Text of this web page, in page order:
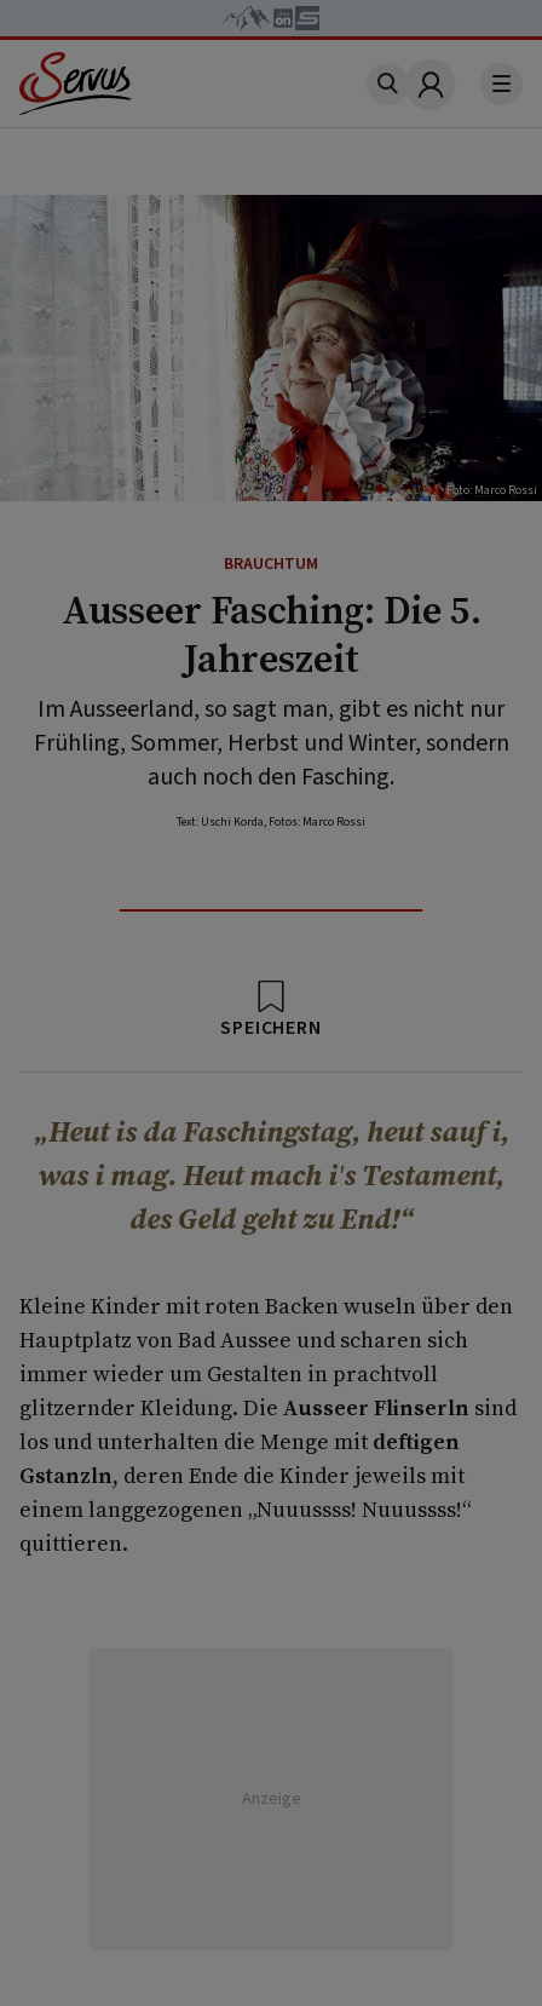
Account
Foto: Marco Rossi
BRAUCHTUM
Ausseer Fasching: Die 5.
Jahreszeit
Im Ausseerland, so sagt man, gibt es nicht nur
Frühling, Sommer, Herbst und Winter, sondern
auch noch den Fasching.
Text: Uschi Korda, Fotos: Marco Rossi
SPEICHERN
Heut is da Faschingstag, heut sauf i,
was i mag. Heut mach i's Testament,
des Geld geht zu End!
Kleine Kinder mit roten Backen wuseln über den
Hauptplatz von Bad Aussee und scharen sich
immer wieder um Gestalten in prachtvoll
glitzernder Kleidung. Die Ausseer Flinserln sind
los und unterhalten die Menge mit deftigen
Gstanzln, deren Ende die Kinder jeweils mit
einem langgezogenen „Nuuussss! Nuuussss!“
quittieren.
Anzeige